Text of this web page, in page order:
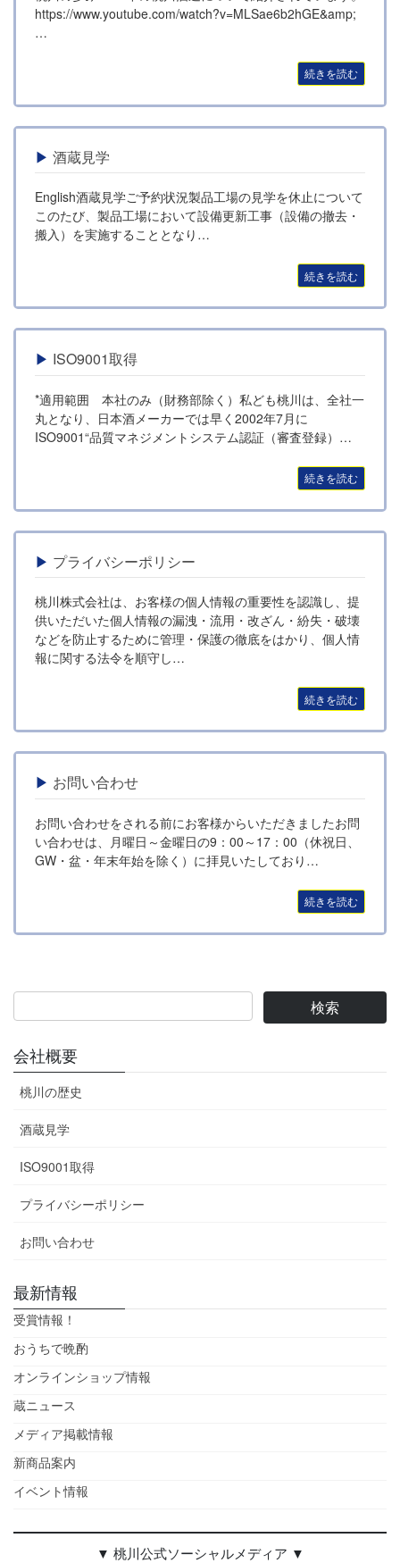
https://www.youtube.com/watch?v=MLSae6b2hGE&amp;
…
続きを読む
酒蔵見学
English酒蔵見学ご予約状況製品工場の見学を休止について
このたび、製品工場において設備更新工事（設備の撤去・
搬入）を実施することとなり…
続きを読む
ISO9001取得
*適用範囲 本社のみ（財務部除く）私ども桃川は、全社一
丸となり、日本酒メーカーでは早く2002年7月に
ISO9001“品質マネジメントシステム認証（審査登録）…
続きを読む
プライバシーポリシー
桃川株式会社は、お客様の個人情報の重要性を認識し、提
供いただいた個人情報の漏洩・流用・改ざん・紛失・破壊
などを防止するために管理・保護の徹底をはかり、個人情
報に関する法令を順守し…
続きを読む
お問い合わせ
お問い合わせをされる前にお客様からいただきましたお問
い合わせは、月曜日～金曜日の9：00～17：00（休祝日、
GW・盆・年末年始を除く）に拝見いたしており…
続きを読む
会社概要
桃川の歴史
酒蔵見学
ISO9001取得
プライバシーポリシー
お問い合わせ
最新情報
受賞情報！
おうちで晩酌
オンラインショップ情報
蔵ニュース
メディア掲載情報
新商品案内
イベント情報
▼ 桃川公式ソーシャルメディア ▼